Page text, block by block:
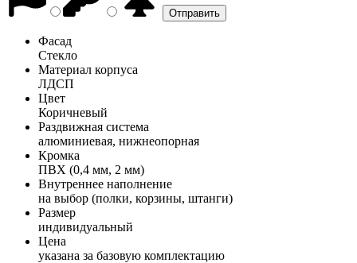
Фасад
Стекло
Материал корпуса
ЛДСП
Цвет
Коричневый
Раздвижная система
алюминиевая, нижнеопорная
Кромка
ПВХ (0,4 мм, 2 мм)
Внутреннее наполнение
на выбор (полки, корзины, штанги)
Размер
индивидуальный
Цена
указана за базовую комплектацию